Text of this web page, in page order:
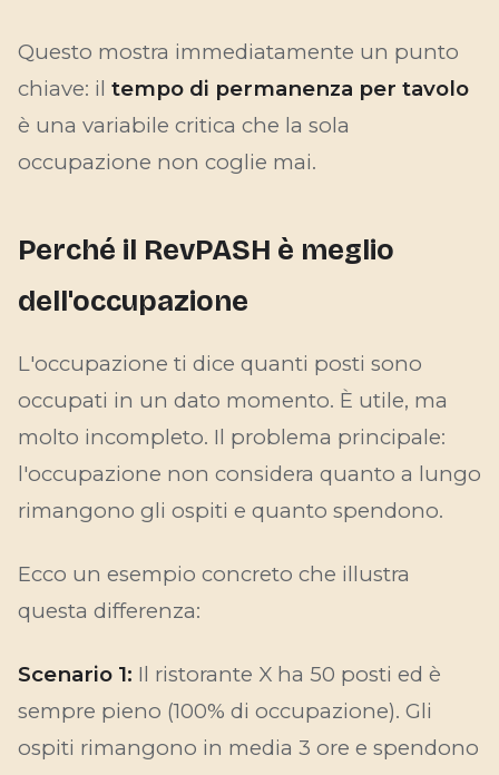
Questo mostra immediatamente un punto
chiave: il tempo di permanenza per tavolo
è una variabile critica che la sola
occupazione non coglie mai.
Perché il RevPASH è meglio
dell'occupazione
L'occupazione ti dice quanti posti sono
occupati in un dato momento. È utile, ma
molto incompleto. Il problema principale:
l'occupazione non considera quanto a lungo
rimangono gli ospiti e quanto spendono.
Ecco un esempio concreto che illustra
questa differenza:
Scenario 1: Il ristorante X ha 50 posti ed è
sempre pieno (100% di occupazione). Gli
ospiti rimangono in media 3 ore e spendono